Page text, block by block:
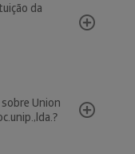
da
Union